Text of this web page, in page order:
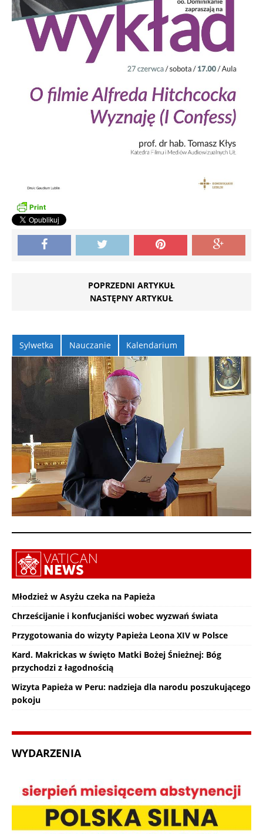
POPRZEDNI ARTYKUŁ
NASTĘPNY ARTYKUŁ
Sylwetka Nauczanie Kalendarium
Młodzież w Asyżu czeka na Papieża
Chrześcijanie i konfucjaniści wobec wyzwań świata
Przygotowania do wizyty Papieża Leona XIV w Polsce
Kard. Makrickas w święto Matki Bożej Śnieżnej: Bóg
przychodzi z łagodnością
Wizyta Papieża w Peru: nadzieja dla narodu poszukującego
pokoju
WYDARZENIA